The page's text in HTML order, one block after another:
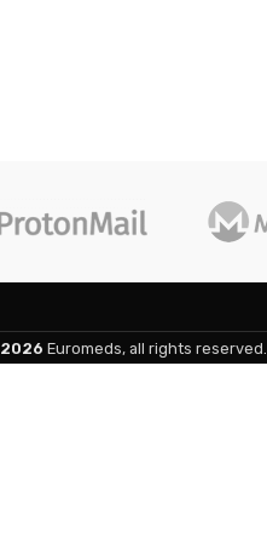
2026 Euromeds, all rights reserved.